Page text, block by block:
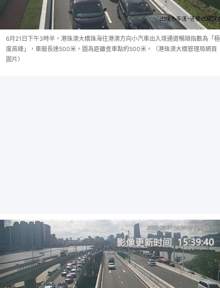
6月21日下午3時半，港珠澳大橋珠海往港澳方向小汽車出入境通道暢順指數為「極
度高峰」，車龍長達500米。圖為距離查車點約500米。（港珠澳大橋管理局網頁
圖片）